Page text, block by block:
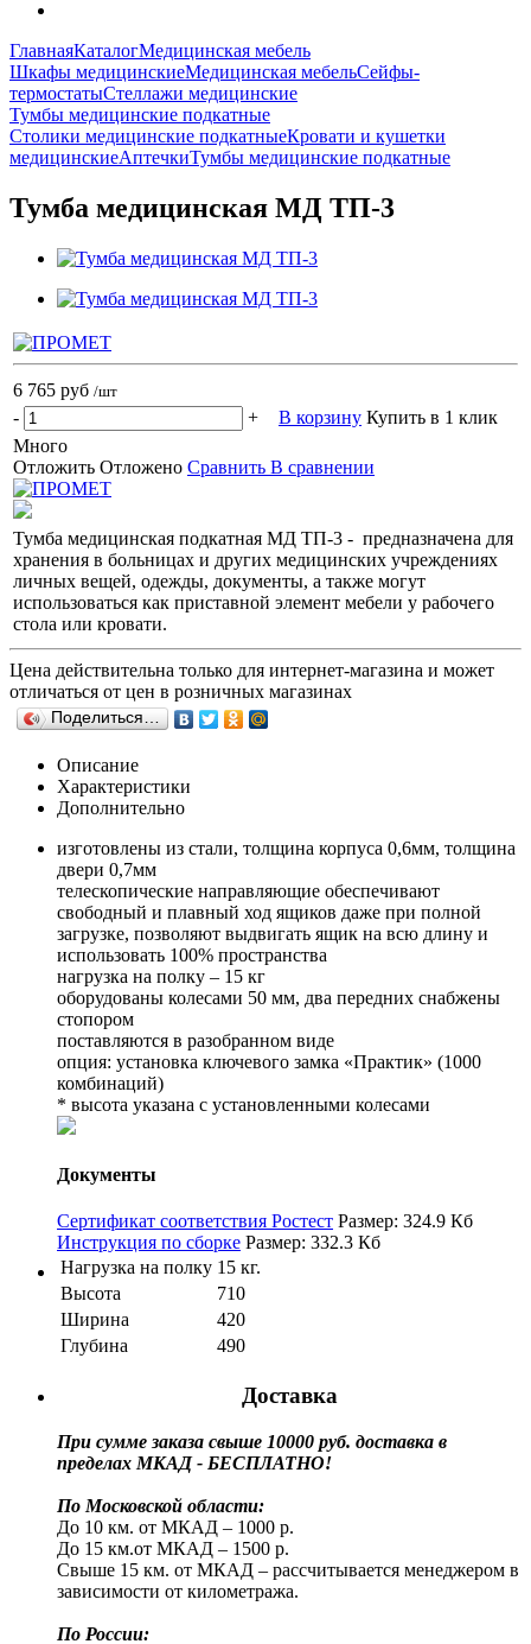
ГлавнаяКаталогМедицинская мебель
Шкафы медицинскиеМедицинская мебельСейфы-
термостатыСтеллажи медицинские
Тумбы медицинские подкатные
Столики медицинские подкатныеКровати и кушетки
медицинскиеАптечкиТумбы медицинские подкатные
Тумба медицинская МД ТП-3
6 765 руб /шт
- + В корзину Купить в 1 клик
Много
Отложить Отложено Сравнить В сравнении
Тумба медицинская подкатная МД ТП-3 - предназначена для
хранения в больницах и других медицинских учреждениях
личных вещей, одежды, документы, а также могут
использоваться как приставной элемент мебели у рабочего
стола или кровати.
Цена действительна только для интернет-магазина и может
отличаться от цен в розничных магазинах
Поделиться…
Описание
Характеристики
Дополнительно
изготовлены из стали, толщина корпуса 0,6мм, толщина
двери 0,7мм
телескопические направляющие обеспечивают
свободный и плавный ход ящиков даже при полной
загрузке, позволяют выдвигать ящик на всю длину и
использовать 100% пространства
нагрузка на полку – 15 кг
оборудованы колесами 50 мм, два передних снабжены
стопором
поставляются в разобранном виде
опция: установка ключевого замка «Практик» (1000
комбинаций)
* высота указана с установленными колесами
Документы
Сертификат соответствия Ростест Размер: 324.9 Кб
Инструкция по сборке Размер: 332.3 Кб
Нагрузка на полку 15 кг.
Высота
710
Ширина
420
Глубина
490
Доставка
При сумме заказа свыше 10000 руб. доставка в
пределах МКАД - БЕСПЛАТНО!
По Московской области:
До 10 км. от МКАД – 1000 р.
До 15 км.от МКАД – 1500 р.
Свыше 15 км. от МКАД – рассчитывается менеджером в
зависимости от километража.
По России: